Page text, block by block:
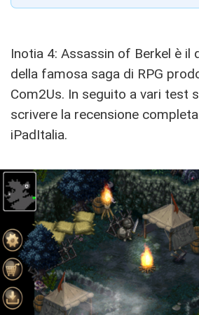
Inotia 4: Assassin of Berkel è il
della famosa saga di RPG
Com2Us. In seguito a vari test
scrivere la recensione
iPadItalia.